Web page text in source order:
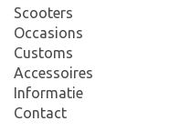
Scooters
Occasions
Customs
Accessoires
Informatie
Contact